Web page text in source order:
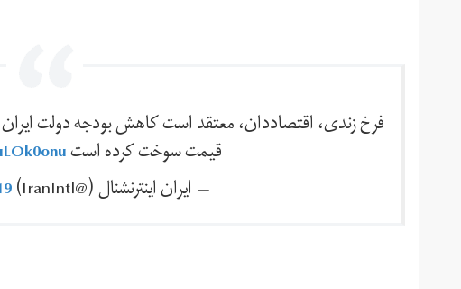
فرخ زندی، اقتصاددان، معتقد است کاهش بودجه دولت ایران
قیمت سوخت کرده است
— ايران اينترنشنال (@IranIntl)